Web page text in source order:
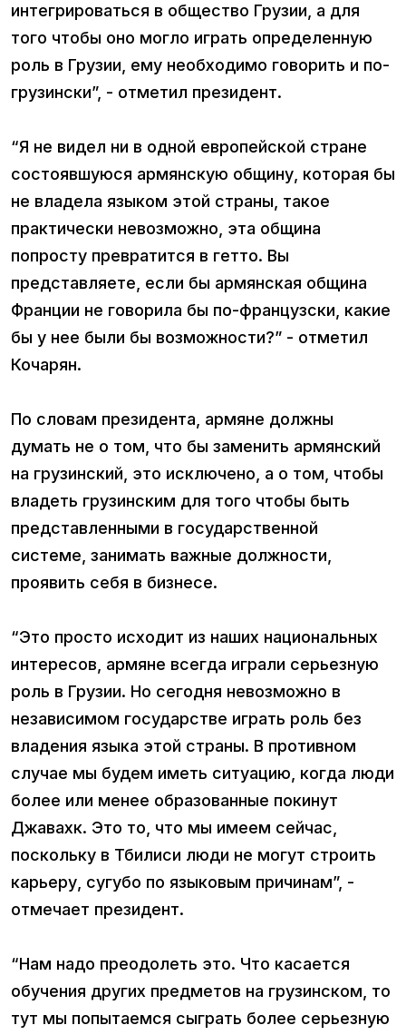
интегрироваться в общество Грузии, а для
того чтобы оно могло играть определенную
роль в Грузии, ему необходимо говорить и по-
грузински”, - отметил президент.
“Я не видел ни в одной европейской стране
состоявшуюся армянскую общину, которая бы
не владела языком этой страны, такое
практически невозможно, эта община
попросту превратится в гетто. Вы
представляете, если бы армянская община
Франции не говорила бы по-французски, какие
бы у нее были бы возможности?” - отметил
Кочарян.
По словам президента, армяне должны
думать не о том, что бы заменить армянский
на грузинский, это исключено, а о том, чтобы
владеть грузинским для того чтобы быть
представленными в государственной
системе, занимать важные должности,
проявить себя в бизнесе.
“Это просто исходит из наших национальных
интересов, армяне всегда играли серьезную
роль в Грузии. Но сегодня невозможно в
независимом государстве играть роль без
владения языка этой страны. В противном
случае мы будем иметь ситуацию, когда люди
более или менее образованные покинут
Джавахк. Это то, что мы имеем сейчас,
поскольку в Тбилиси люди не могут строить
карьеру, сугубо по языковым причинам”, -
отмечает президент.
“Нам надо преодолеть это. Что касается
обучения других предметов на грузинском, то
тут мы попытаемся сыграть более серьезную